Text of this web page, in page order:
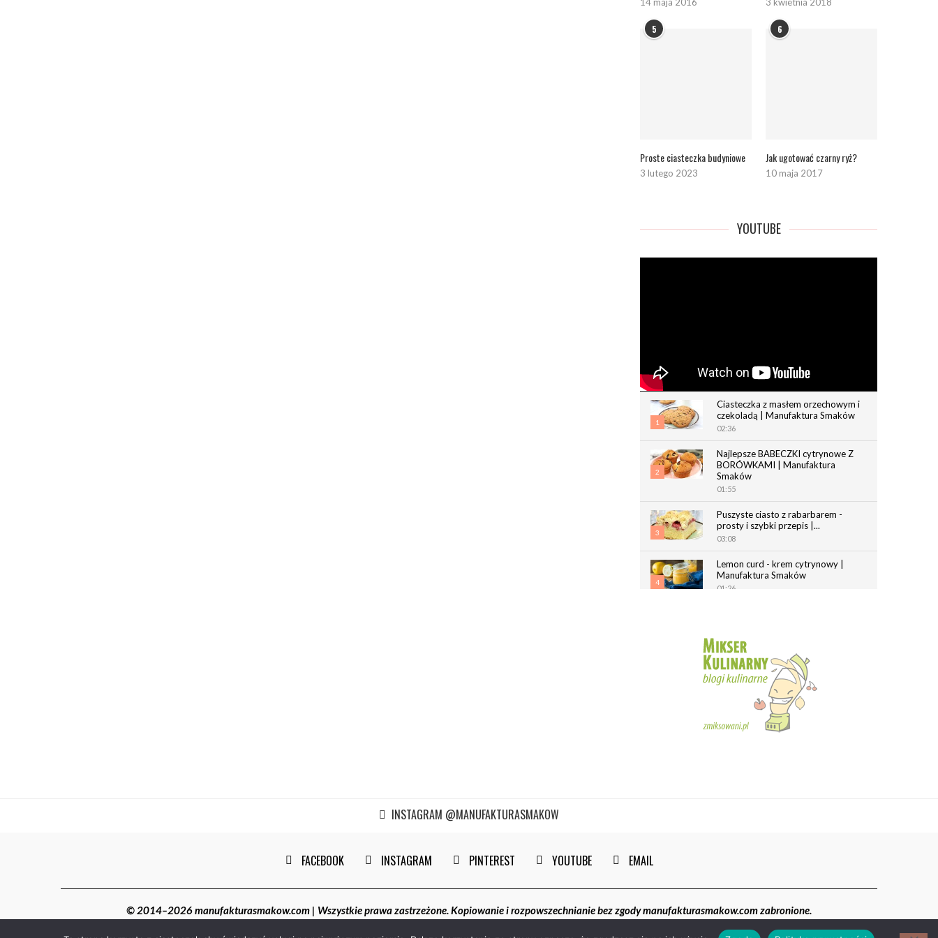
5
Proste ciasteczka budyniowe
3 lutego 2023
6
Jak ugotować czarny ryż?
10 maja 2017
YOUTUBE
1
Ciasteczka z masłem orzechowym i
czekoladą | Manufaktura Smaków
02:36
2
Najlepsze BABECZKI cytrynowe Z
BORÓWKAMI | Manufaktura
Smaków
01:55
3
Puszyste ciasto z rabarbarem -
prosty i szybki przepis |...
03:08
4
Lemon curd - krem cytrynowy |
Manufaktura Smaków
01:26
Magdalenki | Manufaktura Smaków
01:40
INSTAGRAM @MANUFAKTURASMAKOW
FACEBOOK INSTAGRAM PINTEREST YOUTUBE EMAIL
© 2014–2026 manufakturasmakow.com | Wszystkie prawa zastrzeżone. Kopiowanie i rozpowszechnianie bez zgody manufakturasmakow.com zabronione.